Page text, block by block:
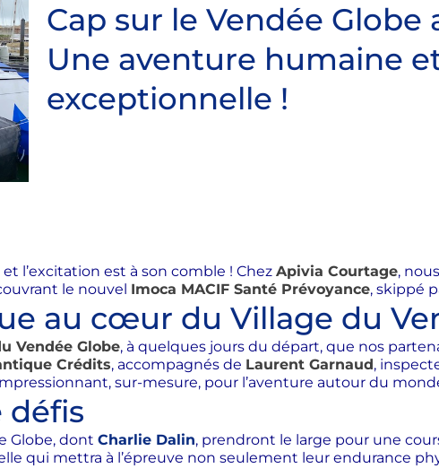
Cap sur le Vendée
Une aventure humaine
exceptionnelle !
l’excitation est à son comble ! Chez Apivia Courtage,
le nouvel Imoca MACIF Santé Prévoyance, skippé
au cœur du Village du
Vendée Globe, à quelques jours du départ, que nos
Crédits, accompagnés de Laurent Garnaud ,
sur-mesure, pour l’aventure autour du
défis
Globe, dont Charlie Dalin, prendront le large pour une
qui mettra à l’épreuve non seulement leur endurance